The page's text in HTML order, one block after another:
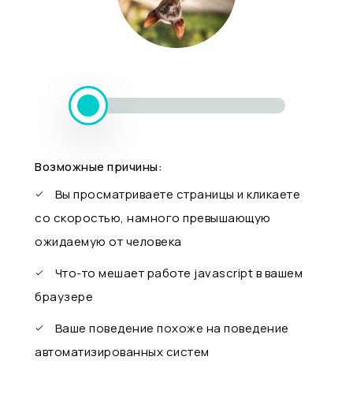
Возможные причины:
Вы просматриваете страницы и кликаете
со скоростью, намного превышающую
ожидаемую от человека
Что-то мешает работе javascript в вашем
браузере
Ваше поведение похоже на поведение
автоматизированных систем